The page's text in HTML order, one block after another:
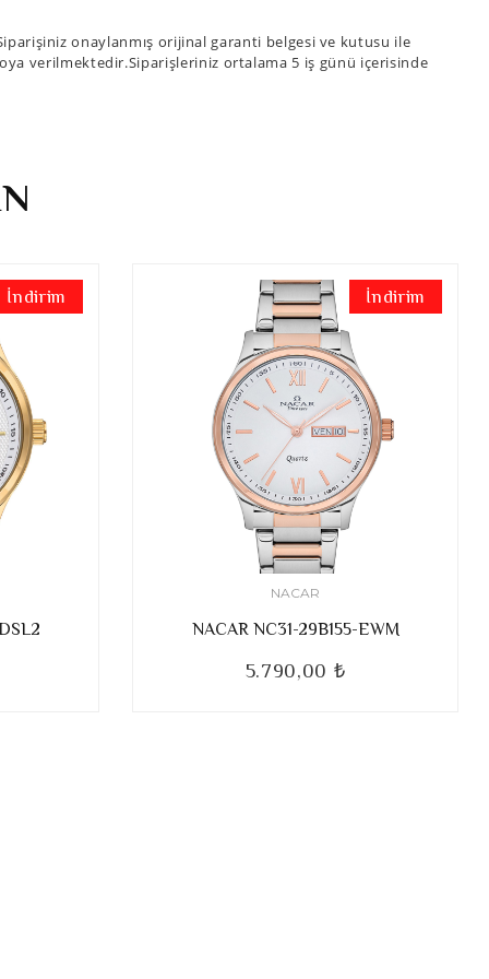
onaylanmış orijinal garanti belgesi ve kutusu ile
verilmektedir.Siparişleriniz ortalama 5 iş günü içerisinde
İndirim İndirim
NACAR
NACAR NC31-29B155-EWM
5.790,00 ₺